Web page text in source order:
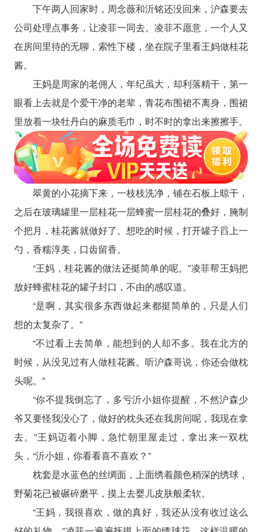
下午两人回家时，周念薇和沂铭还没回来，沪森要去
公司处理点事务，让凌菲一同去。凌菲不愿意，一个人又
在房间里待的无聊，索性下楼，坐在院子里看王妈做桂花
酱。
王妈是周家的老佣人，年纪虽大，却利落精干，第一
眼看上去就是个爱干净的老辈，青花布围裙不离身，围裙
里放着一块牡丹白的麻质毛巾，时不时的拿出来擦擦手。
翠黄的小花摘下来，一枝枝洗净，铺在石板上晾干，
之后在玻璃罐里一层桂花一层蜂蜜一层桂花的叠好，腌制
个把月，桂花酱就做好了。想吃的时候，打开罐子舀上一
勺，香糯淳美，口齿留香。
“王妈，桂花酱的做法还挺简单的呢。”凌菲帮王妈把
放好蜂蜜桂花的罐子封口，不由的感叹道。
“是啊，其实很多东西做起来都挺简单的，只是人们
想的太复杂了。”
“不过看上去简单，能想到的人却不多。我在北方的
时候，从没见过有人做桂花酱。听沪森哥说，你还会做枕
头呢。”
“你不提我倒忘了，多亏沂小姐你提醒，不然沪森少
爷又要怪我没心了，做好的枕头还在我房间呢，我现在拿
去。”王妈迈着小脚，急忙朝里屋走过，拿出来一双枕
头，“沂小姐，你看看喜不喜欢？”
枕套是水蓝色的丝绸面，上面绣着颜色稍深的绣球，
野菊花已被碾碎磨平，摸上去婴儿皮肤般柔软。
“王妈，我很喜欢，做的真好，我还从没有收过这么